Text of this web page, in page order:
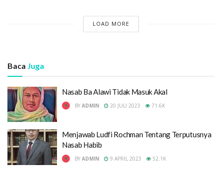
LOAD MORE
Baca Juga
Nasab Ba Alawi Tidak Masuk Akal
BY ADMIN 20 JULI 2023 71.6K
Menjawab Ludfi Rochman Tentang Terputusnya
Nasab Habib
BY ADMIN 9 APRIL 2023 52.1K